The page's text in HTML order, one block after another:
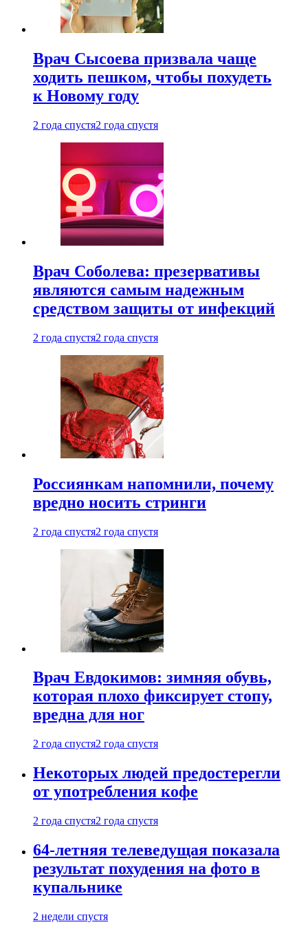
Врач Сысоева призвала чаще
ходить пешком, чтобы похудеть
к Новому году
2 года спустя2 года спустя
Врач Соболева: презервативы
являются самым надежным
средством защиты от инфекций
2 года спустя2 года спустя
Россиянкам напомнили, почему
вредно носить стринги
2 года спустя2 года спустя
Врач Евдокимов: зимняя обувь,
которая плохо фиксирует стопу,
вредна для ног
2 года спустя2 года спустя
Некоторых людей предостерегли
от употребления кофе
2 года спустя2 года спустя
64-летняя телеведущая показала
результат похудения на фото в
купальнике
2 недели спустя